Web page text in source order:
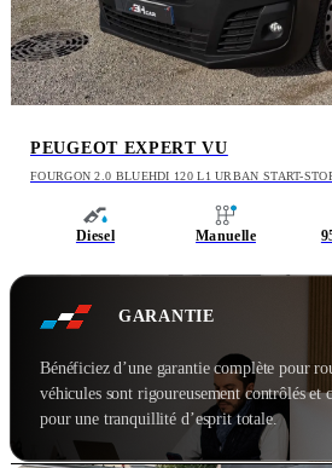
PEUGEOT EXPERT VU
FOURGON 2.0 BLUEHDI 120 L1 URBAN START-
Diesel Manuelle
GARANTIE
Bénéficiez d’une garantie complète pour
véhicules sont rigoureusement contrôlés et
pour une tranquillité d’esprit totale.